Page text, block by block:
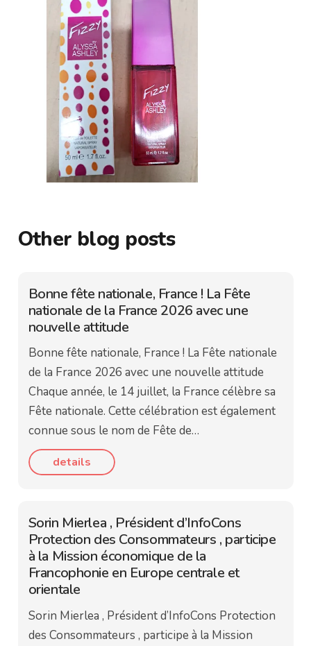
Other blog posts
Bonne fête nationale, France ! La Fête
nationale de la France 2026 avec une
nouvelle attitude
Bonne fête nationale, France ! La Fête nationale
de la France 2026 avec une nouvelle attitude
Chaque année, le 14 juillet, la France célèbre sa
Fête nationale. Cette célébration est également
connue sous le nom de Fête de…
details
Sorin Mierlea , Président d’InfoCons
Protection des Consommateurs , participe
à la Mission économique de la
Francophonie en Europe centrale et
orientale
Sorin Mierlea , Président d’InfoCons Protection
des Consommateurs , participe à la Mission